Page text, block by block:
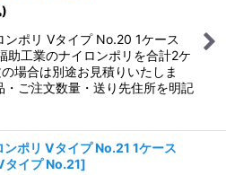
ンポリ Vタイプ No.20 1ケース
助工業のナイロンポリを合計2ケ
場合は別途お見積りいたしま
・ご注文数量・送り先住所を明記
ンポリ Vタイプ No.21 1ケース
タイプ No.21]